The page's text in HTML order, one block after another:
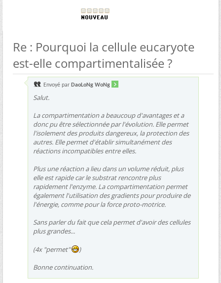
Re : Pourquoi la cellule eucaryote
est-elle compartimentalisée ?
Envoyé par DaoLoNg WoNg
Salut.
La compartimentation a beaucoup d'avantages et a
donc pu être sélectionnée par l'évolution. Elle permet
l'isolement des produits dangereux, la protection des
autres. Elle permet d'établir simultanément des
réactions incompatibles entre elles.
Plus une réaction a lieu dans un volume réduit, plus
elle est rapide car le substrat rencontre plus
rapidement l'enzyme. La compartimentation permet
également l'utilisation des gradients pour produire de
l'énergie, comme pour la force proto-motrice.
Sans parler du fait que cela permet d'avoir des cellules
plus grandes...
(4x "permet"
)
Bonne continuation.